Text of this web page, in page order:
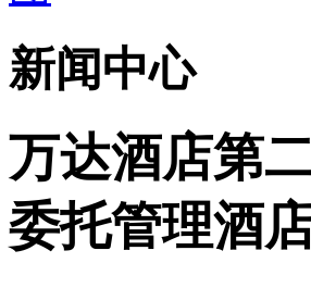
新闻中心
万达酒店第
委托管理酒